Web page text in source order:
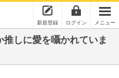
新規登録 ログイン メニュー
しに愛を囁かれていま